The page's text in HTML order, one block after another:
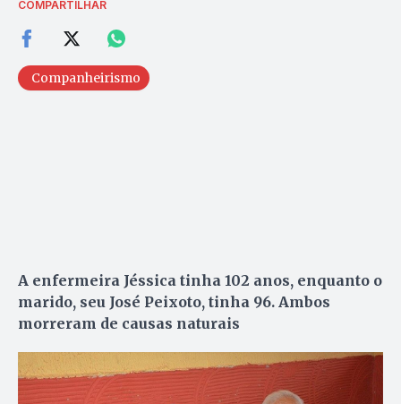
COMPARTILHAR
Companheirismo
A enfermeira Jéssica tinha 102 anos, enquanto o
marido, seu José Peixoto, tinha 96. Ambos
morreram de causas naturais